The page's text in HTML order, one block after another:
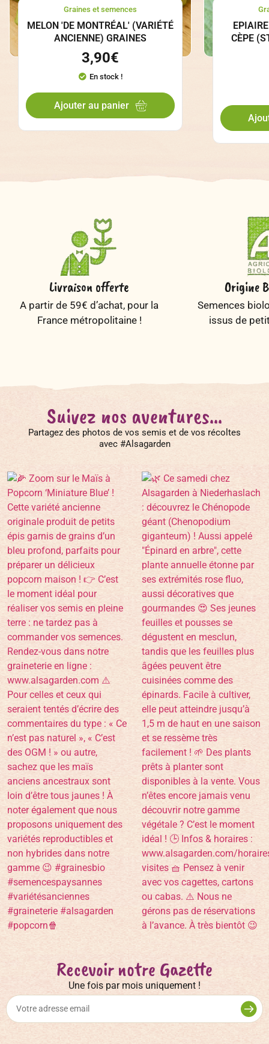
Graines et semences
MELON 'DE MONTRÉAL' (VARIÉTÉ
ANCIENNE) GRAINES
3,90€
En stock !
Ajouter au panier
CÈPE
Livraison offerte
A partir de 59€ d’achat, pour la
France métropolitaine !
Origine
Semences
issus de
Suivez nos aventures...
Partagez des photos de vos semis et de vos récoltes
avec #Alsagarden
Recevoir notre Gazette
Une fois par mois uniquement !